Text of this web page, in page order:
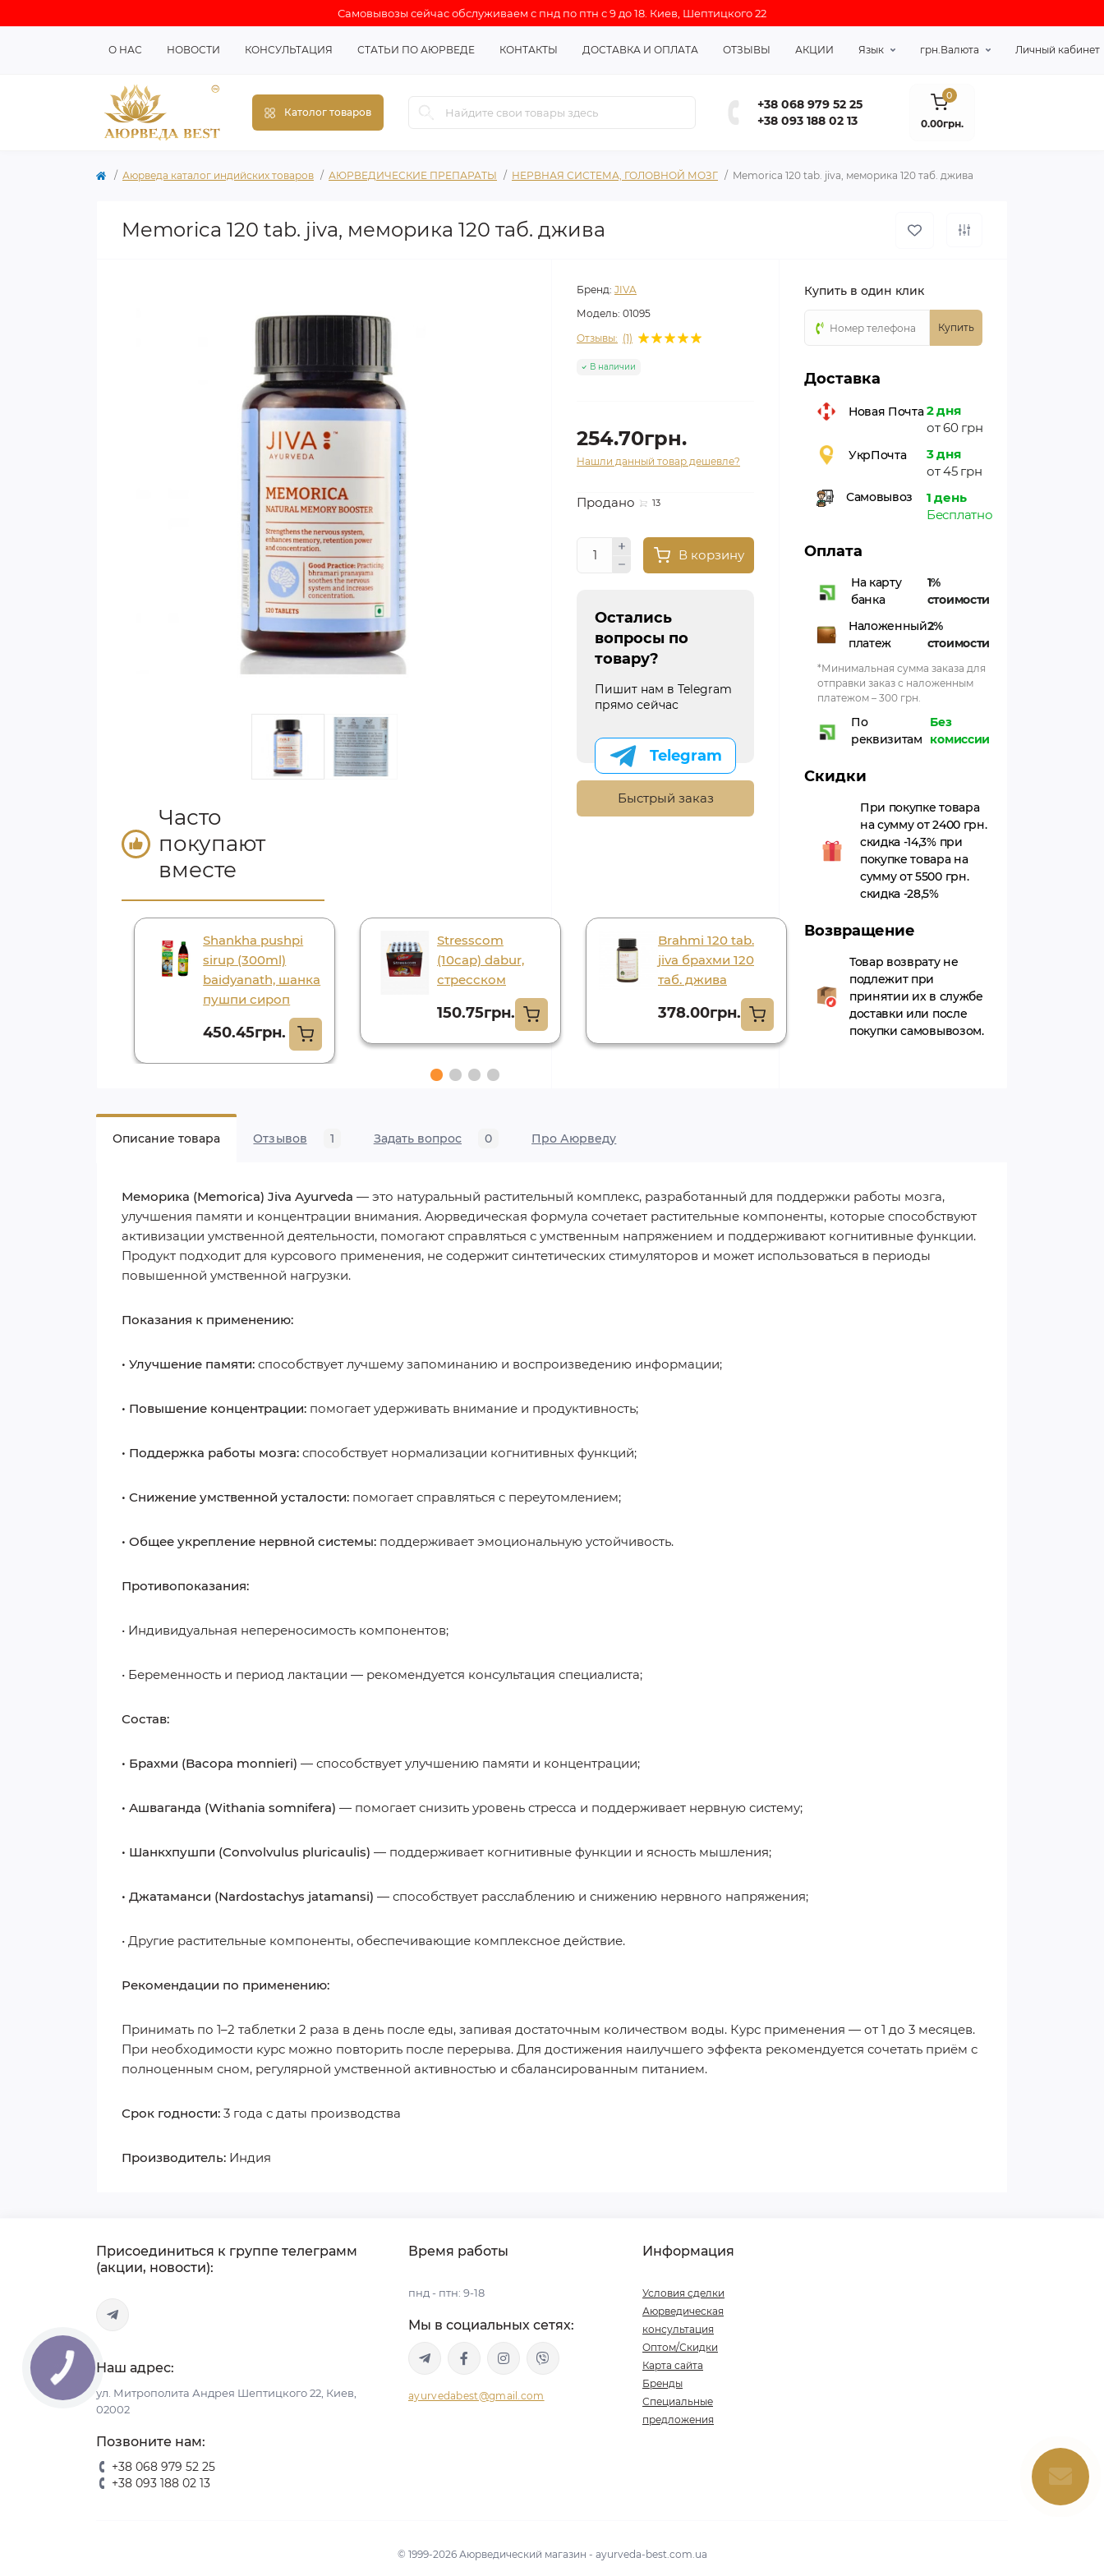
Самовывозы сейчас обслуживаем с пнд по птн с 9 до 18. Киев, Шептицкого 22
О НАС НОВОСТИ КОНСУЛЬТАЦИЯ СТАТЬИ ПО АЮРВЕДЕ КОНТАКТЫ ДОСТАВКА И ОПЛАТА ОТЗЫВЫ АКЦИИ Язык грн.Валюта Личный кабинет
Католог товаров
+38 068 979 52 25
+38 093 188 02 13
0
0.00грн.
Аюрведа каталог индийских товаров АЮРВЕДИЧЕСКИЕ ПРЕПАРАТЫ НЕРВНАЯ СИСТЕМА, ГОЛОВНОЙ МОЗГ Memorica 120 tab. jiva, меморика 120 таб. джива
Memorica 120 tab. jiva, меморика 120 таб. джива
Часто
покупают
вместе
Shankha pushpi
sirup (300ml)
baidyanath, шанка
пушпи сироп
450.45грн.
Stresscom
(10cap) dabur,
стресском
150.75грн.
Brahmi 120 tab.
jiva брахми 120
таб. джива
378.00грн.
Спил вел джива
120шт., sleep well
120tab. jiva
261.00грн.
Бренд: JIVA
Модель: 01095
Отзывы: (1)
В наличии
254.70грн.
Нашли данный товар дешевле?
Продано 13
В корзину
Остались
вопросы по
товару?
Пишит нам в Telegram
прямо сейчас
Telegram
Быстрый заказ
Купить в один клик
Купить
Доставка
Новая Почта 2 дня
от 60 грн
УкрПочта
3 дня
от 45 грн
Самовывоз
1 день
Бесплатно
Оплата
На карту
банка
1%
стоимости
Наложенный
платеж
2%
стоимости
*Минимальная сумма заказа для
отправки заказ с наложенным
платежом – 300 грн.
По
реквизитам
Без
комиссии
Скидки
При покупке товара
на сумму от 2400 грн.
скидка -14,3% при
покупке товара на
сумму от 5500 грн.
скидка -28,5%
Возвращение
Товар возврату не
подлежит при
принятии их в службе
доставки или после
покупки самовывозом.
Описание товара Отзывов 1 Задать вопрос 0 Про Аюрведу
Меморика (Memorica) Jiva Ayurveda — это натуральный растительный комплекс, разработанный для поддержки работы мозга,
улучшения памяти и концентрации внимания. Аюрведическая формула сочетает растительные компоненты, которые способствуют
активизации умственной деятельности, помогают справляться с умственным напряжением и поддерживают когнитивные функции.
Продукт подходит для курсового применения, не содержит синтетических стимуляторов и может использоваться в периоды
повышенной умственной нагрузки.
Показания к применению:
• Улучшение памяти: способствует лучшему запоминанию и воспроизведению информации;
• Повышение концентрации: помогает удерживать внимание и продуктивность;
• Поддержка работы мозга: способствует нормализации когнитивных функций;
• Снижение умственной усталости: помогает справляться с переутомлением;
• Общее укрепление нервной системы: поддерживает эмоциональную устойчивость.
Противопоказания:
• Индивидуальная непереносимость компонентов;
• Беременность и период лактации — рекомендуется консультация специалиста;
Состав:
• Брахми (Bacopa monnieri) — способствует улучшению памяти и концентрации;
• Ашваганда (Withania somnifera) — помогает снизить уровень стресса и поддерживает нервную систему;
• Шанкхпушпи (Convolvulus pluricaulis) — поддерживает когнитивные функции и ясность мышления;
• Джатаманси (Nardostachys jatamansi) — способствует расслаблению и снижению нервного напряжения;
• Другие растительные компоненты, обеспечивающие комплексное действие.
Рекомендации по применению:
Принимать по 1–2 таблетки 2 раза в день после еды, запивая достаточным количеством воды. Курс применения — от 1 до 3 месяцев.
При необходимости курс можно повторить после перерыва. Для достижения наилучшего эффекта рекомендуется сочетать приём с
полноценным сном, регулярной умственной активностью и сбалансированным питанием.
Срок годности: 3 года с даты производства
Производитель: Индия
Присоединиться к группе телеграмм
(акции, новости):
Наш адрес:
ул. Митрополита Андрея Шептицкого 22, Киев,
02002
Позвоните нам:
+38 068 979 52 25
+38 093 188 02 13
Время работы
пнд - птн: 9-18
Мы в социальных сетях:
ayurvedabest@gmail.com
Информация
Условия сделки
Аюрведическая
консультация
Оптом/Скидки
Карта сайта
Бренды
Специальные
предложения
© 1999-2026 Аюрведический магазин - ayurveda-best.com.ua